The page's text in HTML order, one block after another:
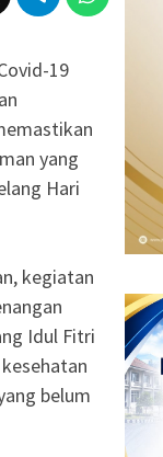
19
yang
Hari
kegiatan
Idul Fitri
belum